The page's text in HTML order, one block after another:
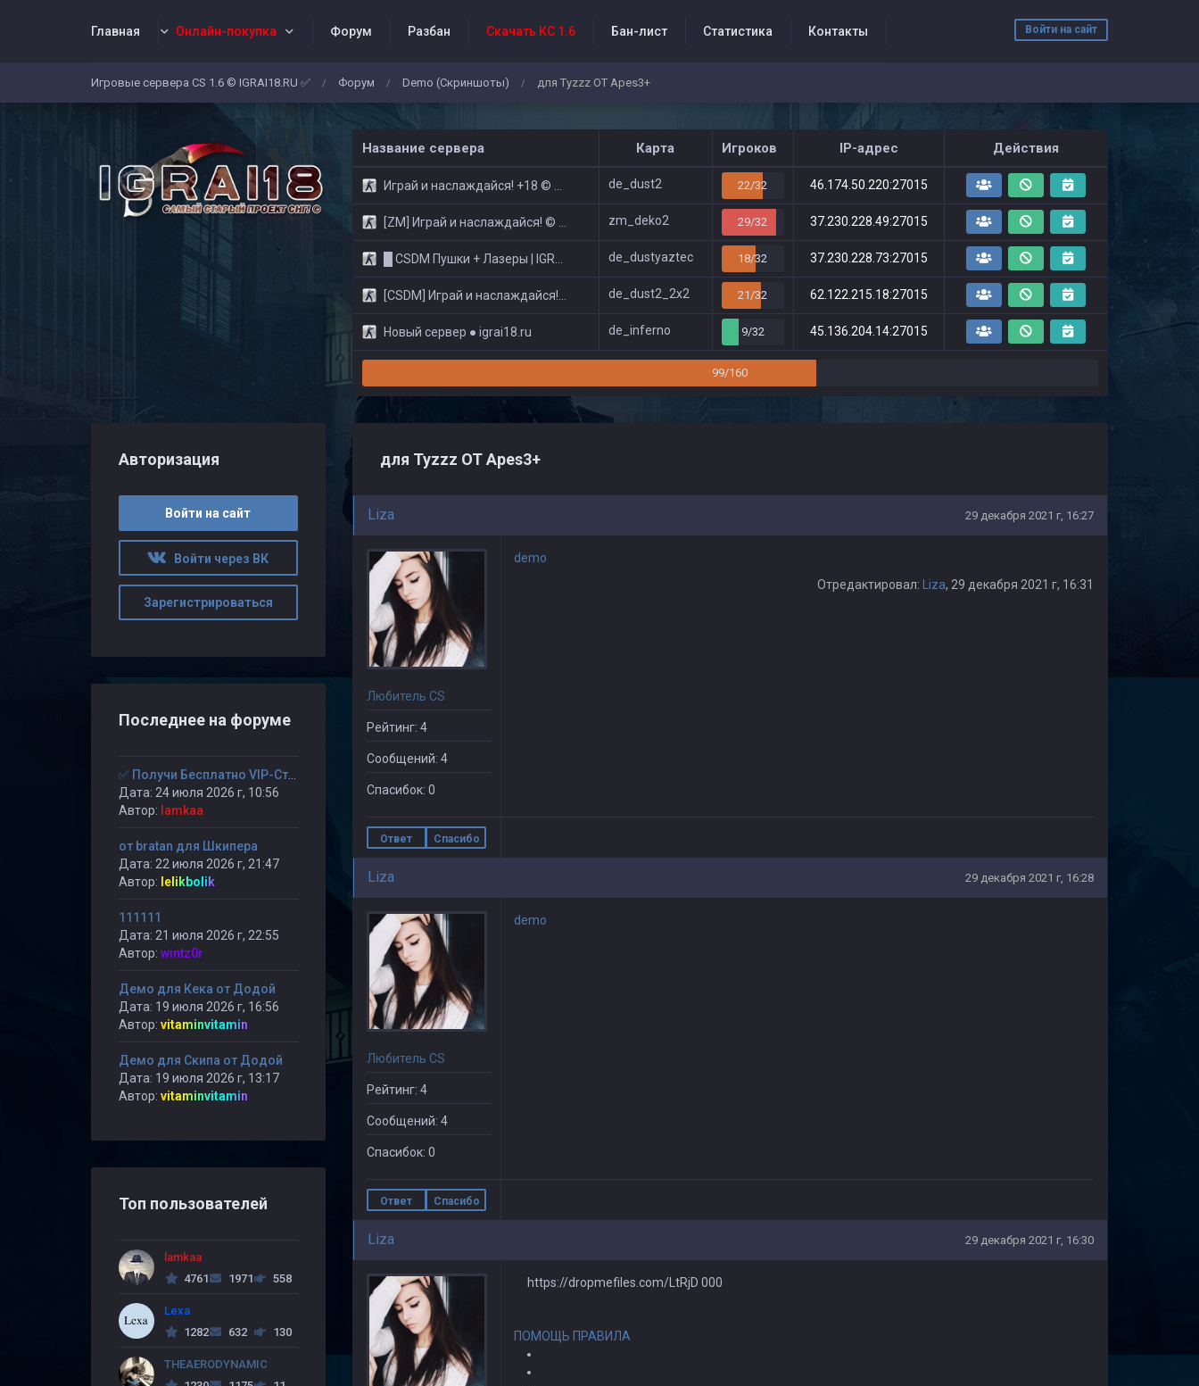
Войти на сайт
Главная Онлайн-покупка Форум Разбан Скачать КС 1.6 Бан-лист Статистика Контакты
События проекта
Игровые сервера CS 1.6 © IGRAI18.RU ✅ / Форум / Demo (Скриншоты) / для Tyzzz OT Apes3+
Название сервера Карта Игроков IP-адрес Действия
Играй и наслаждайся! +18 © Public de_dust2 22/32 46.174.50.220:27015
[ZM] Играй и наслаждайся! © Zombie Show zm_deko2 29/32 37.230.228.49:27015
█ CSDM Пушки + Лазеры | IGRAI18.RU ツ █ de_dustyaztec 18/32 37.230.228.73:27015
[CSDM] Играй и наслаждайся! © Classic de_dust2_2x2 21/32 62.122.215.18:27015
Новый сервер ● igrai18.ru de_inferno 9/32 45.136.204.14:27015
99/160
для Tyzzz OT Apes3+
Liza 29 декабря 2021 г, 16:27
Любитель CS
Рейтинг: 4
Сообщений: 4
Спасибок: 0
demo
Отредактировал:
Liza, 29 декабря 2021 г, 16:31
Ответ Спасибо
Liza 29 декабря 2021 г, 16:28
Любитель CS
Рейтинг: 4
Сообщений: 4
Спасибок: 0
demo
Ответ Спасибо
Liza 29 декабря 2021 г, 16:30
https://dropmefiles.com/LtRjD 000
ПОМОЩЬ ПРАВИЛА
Авторизация
Войти на сайт
Войти через ВК
Зарегистрироваться
Последнее на форуме
Дата: 24 июля 2026 г, 10:56
Автор: lamkaa
от bratan для Шкипера
Дата: 22 июля 2026 г, 21:47
Автор: lelikbolik
111111
Дата: 21 июля 2026 г, 22:55
Автор: wintz0r
Демо для Кека от Додой
Дата: 19 июля 2026 г, 16:56
Автор: vitaminvitamin
Демо для Скипа от Додой
Дата: 19 июля 2026 г, 13:17
Автор: vitaminvitamin
Топ пользователей
lamkaa
4761
1971 558
Lexa
1282
632 130
THEAERODYNAMIC